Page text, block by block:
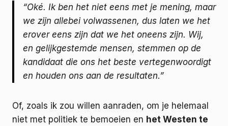
“Oké. Ik ben het niet eens met je mening, maar
we zijn allebei volwassenen, dus laten we het
erover eens zijn dat we het oneens zijn. Wij,
en gelijkgestemde mensen, stemmen op de
kandidaat die ons het beste vertegenwoordigt
en houden ons aan de resultaten.”
Of, zoals ik zou willen aanraden, om je helemaal
niet met politiek te bemoeien en het Westen te